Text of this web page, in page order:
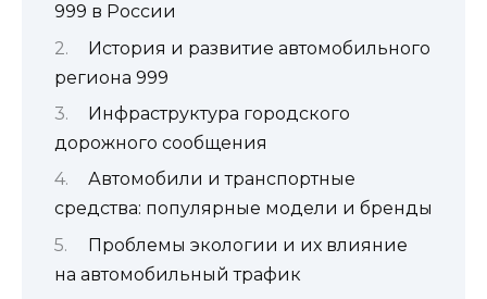
999 в России
История и развитие автомобильного
региона 999
Инфраструктура городского
дорожного сообщения
Автомобили и транспортные
средства: популярные модели и бренды
Проблемы экологии и их влияние
на автомобильный трафик